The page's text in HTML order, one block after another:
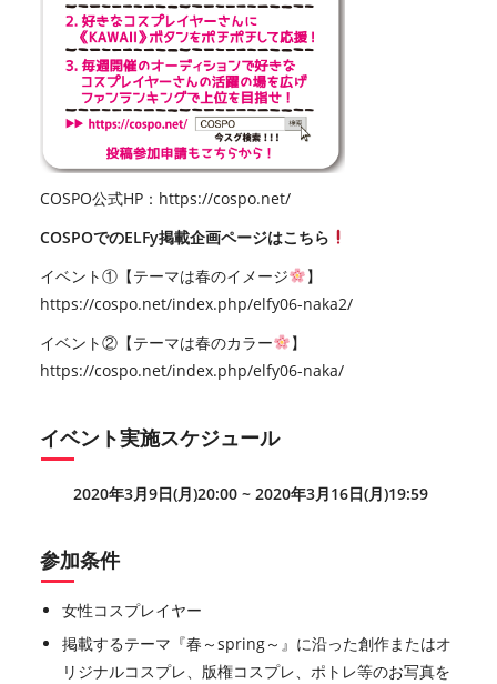
COSPO公式HP： https://cospo.net/
COSPOでのELFy掲載企画ページはこちら
イベント①【テーマは春のイメージ
】
https://cospo.net/index.php/elfy06-naka2/
イベント②【テーマは春のカラー
】
https://cospo.net/index.php/elfy06-naka/
イベント実施スケジュール
2020年3月9日(月)20:00 ~ 2020年3月16日(月)19:59
参加条件
女性コスプレイヤー
掲載するテーマ『春～spring～』に沿った創作またはオ
リジナルコスプレ、版権コスプレ、ポトレ等のお写真を